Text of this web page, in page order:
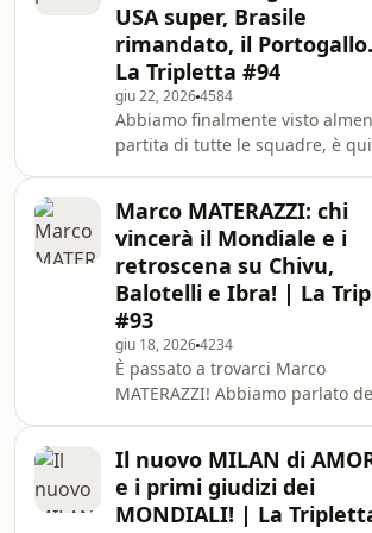
l’uomo giusto secondo voi? Come
giocherà l’Italia di Conte?
inoltre del Mondiale, i primi
decretiamo la miglior parata
storia dei mondiali! Con
Calvi
USA super, Brasile
rimandato, il
La Tripletta #94
giu 22, 20264584
Abbiamo finalmente visto
partita di tutte le squadre, è
quali retrocesse? fateci sapere la
vostra nei commenti! Con Gioele
Anelli, Samuele Mandarò,
Milanese e Marco Guidi. Learn
about your ad choices. Visit
megaphone.fm/adchoices
Marco MATERAZZI: chi
vincerà il Mondiale e i
retroscena su Chivu,
Balotelli e Ibra! | La
#93
giu 18, 20264234
È passato a trovarci Marco
MATERAZZI! Abbiamo parlato
tutta la competizione secondo
ha raccontato anche molti
sul 2006, sulla sua rivalità con
Il nuovo MILAN di
e i primi giudizi dei
MONDIALI! | La